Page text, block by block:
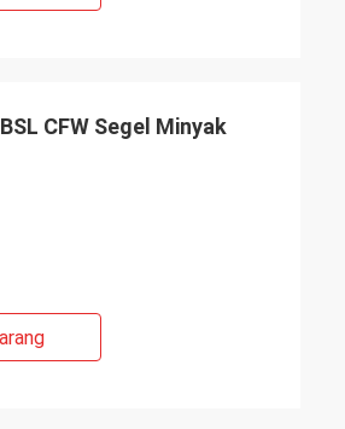
CFW Segel Minyak